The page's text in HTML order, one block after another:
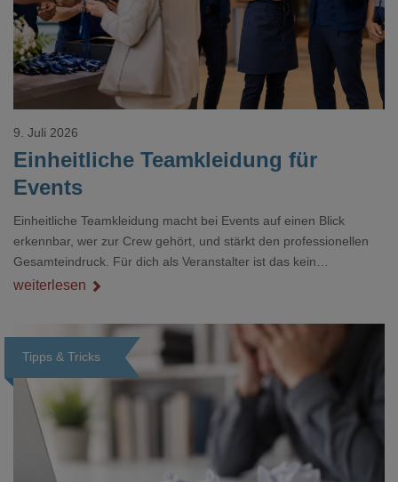
Einheitliche Teamkleidung für
Events
9. Juli 2026
Einheitliche Teamkleidung macht bei Events auf einen Blick
erkennbar, wer zur Crew gehört, und stärkt den professionellen
Gesamteindruck. Für dich als Veranstalter ist das kein
Nebenthema: Bei Textilien mit Stickerei oder mehreren
weiterlesen
Tipps & Tricks
Loading...